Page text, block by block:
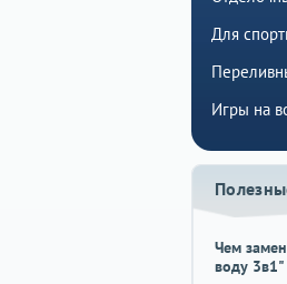
Для
Игры на
Чем
воду 3в1"